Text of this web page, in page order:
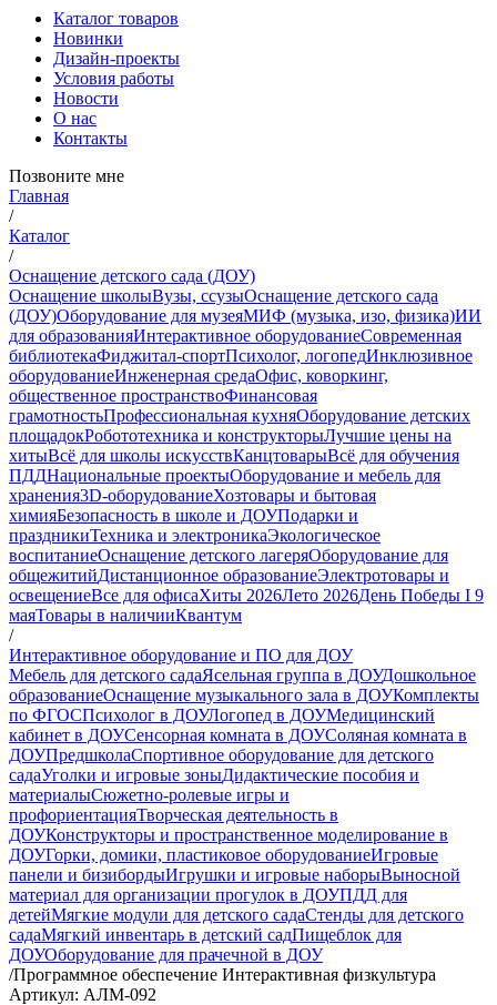
Каталог товаров
Новинки
Дизайн-проекты
Условия работы
Новости
О нас
Контакты
Позвоните мне
Главная
/
Каталог
/
Оснащение детского сада (ДОУ)
Оснащение школыВузы, ссузыОснащение детского сада
(ДОУ)Оборудование для музеяМИФ (музыка, изо, физика)ИИ
для образованияИнтерактивное оборудованиеСовременная
библиотекаФиджитал-спортПсихолог, логопедИнклюзивное
оборудованиеИнженерная средаОфис, коворкинг,
общественное пространствоФинансовая
грамотностьПрофессиональная кухняОборудование детских
площадокРобототехника и конструкторыЛучшие цены на
хитыВсё для школы искусствКанцтоварыВсё для обучения
ПДДНациональные проектыОборудование и мебель для
хранения3D-оборудованиеХозтовары и бытовая
химияБезопасность в школе и ДОУПодарки и
праздникиТехника и электроникаЭкологическое
воспитаниеОснащение детского лагеряОборудование для
общежитийДистанционное образованиеЭлектротовары и
освещениеВсе для офисаХиты 2026Лето 2026День Победы I 9
маяТовары в наличииКвантум
/
Интерактивное оборудование и ПО для ДОУ
Мебель для детского садаЯсельная группа в ДОУДошкольное
образованиеОснащение музыкального зала в ДОУКомплекты
по ФГОСПсихолог в ДОУЛогопед в ДОУМедицинский
кабинет в ДОУСенсорная комната в ДОУСоляная комната в
ДОУПредшколаСпортивное оборудование для детского
садаУголки и игровые зоныДидактические пособия и
материалыСюжетно-ролевые игры и
профориентацияТворческая деятельность в
ДОУКонструкторы и пространственное моделирование в
ДОУГорки, домики, пластиковое оборудованиеИгровые
панели и бизибордыИгрушки и игровые наборыВыносной
материал для организации прогулок в ДОУПДД для
детейМягкие модули для детского садаСтенды для детского
садаМягкий инвентарь в детский садПищеблок для
ДОУОборудование для прачечной в ДОУ
/Программное обеспечение Интерактивная физкультура
Артикул: АЛМ-092